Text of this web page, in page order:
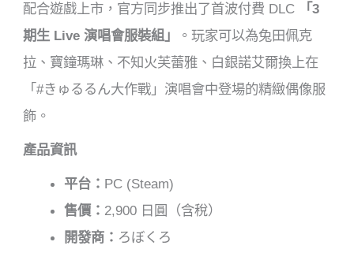
配合遊戲上市，官方同步推出了首波付費 DLC
「3
期生 Live 演唱會服裝組」
。玩家可以為兔田佩克
拉、寶鐘瑪琳、不知火芙蕾雅、白銀諾艾爾換上在
「#きゅるるん大作戰」演唱會中登場的精緻偶像服
飾。
產品資訊
平台： PC (Steam)
售價： 2,900 日圓（含稅）
開發商： ろぼくろ